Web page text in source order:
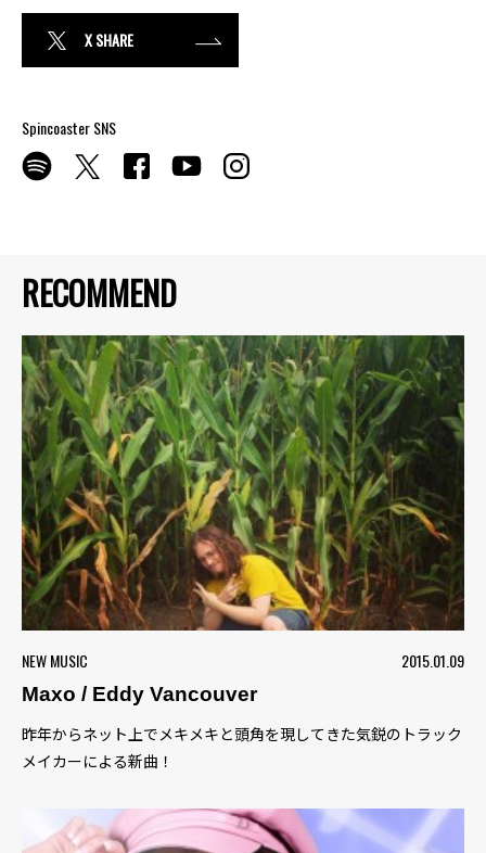
RECOMMEND
NEW MUSIC
2015.01.09
Maxo / Eddy Vancouver
昨年からネット上でメキメキと頭角を現してきた気鋭のトラック
メイカーによる新曲！
X SHARE
Spincoaster SNS